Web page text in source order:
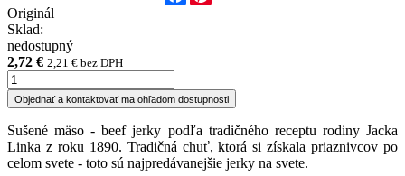
Originál
Sklad:
nedostupný
2,72 € 2,21 € bez DPH
Objednať a kontaktovať ma ohľadom dostupnosti
Sušené mäso - beef jerky podľa tradičného receptu rodiny Jacka
Linka z roku 1890. Tradičná chuť, ktorá si získala priaznivcov po
celom svete - toto sú najpredávanejšie jerky na svete.